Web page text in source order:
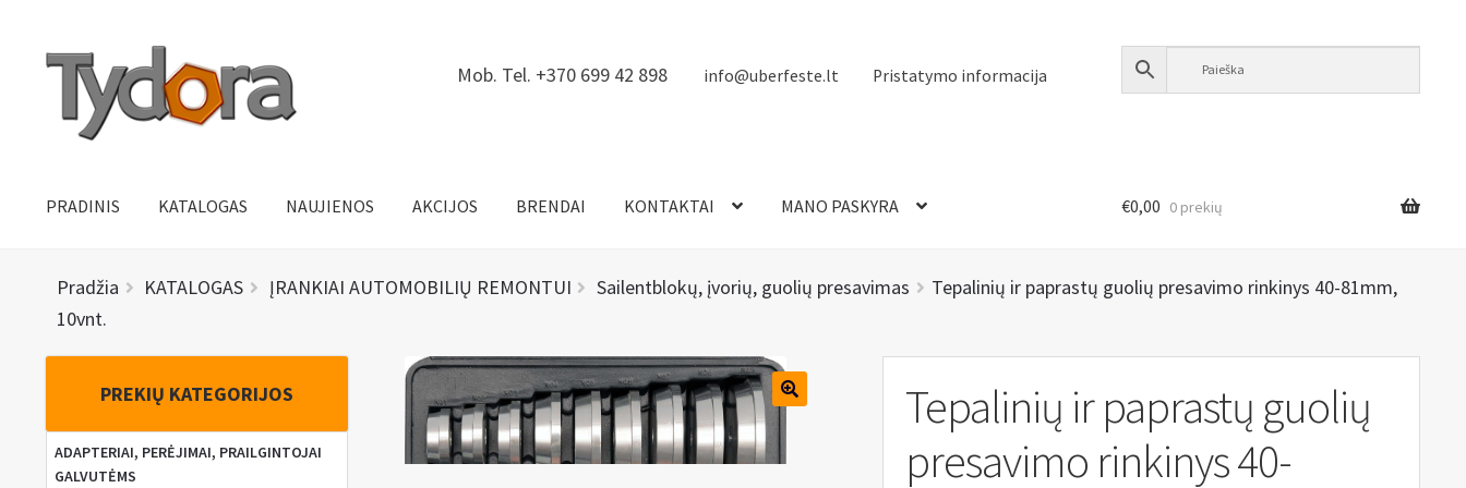
Pereiti
meniu
Pereiti
turinio
Mob. Tel. +370 699 42 898 info@uberfeste.lt Pristatymo informacija
PRADINIS KATALOGAS NAUJIENOS AKCIJOS BRENDAI KONTAKTAI MANO PASKYRA €0,00 0 prekių
Pradžia KATALOGAS ĮRANKIAI AUTOMOBILIŲ REMONTUI Sailentblokų, įvorių, guolių presavimas
Tepalinių ir paprastų guolių presavimo rinkinys 40-81mm,
10vnt.
Tepalinių ir paprastų guolių
presavimo rinkinys 40-
PREKIŲ KATEGORIJOS
ADAPTERIAI, PERĖJIMAI, PRAILGINTOJAI
GALVUTĖMS